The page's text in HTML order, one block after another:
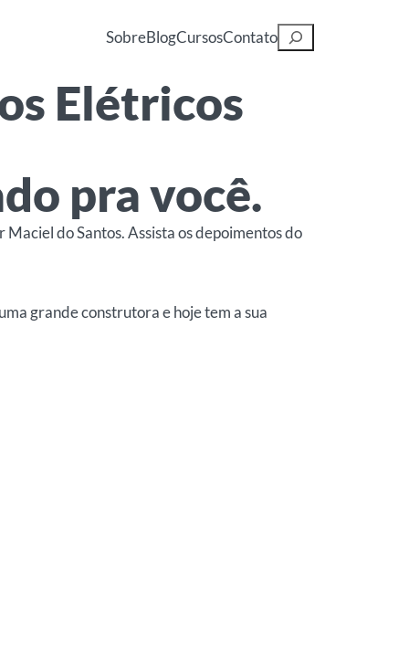
SobreBlogCursosContatoPesquisar
Elétricos
pra você.
do Santos. Assista os depoimentos do
grande construtora e hoje tem a sua